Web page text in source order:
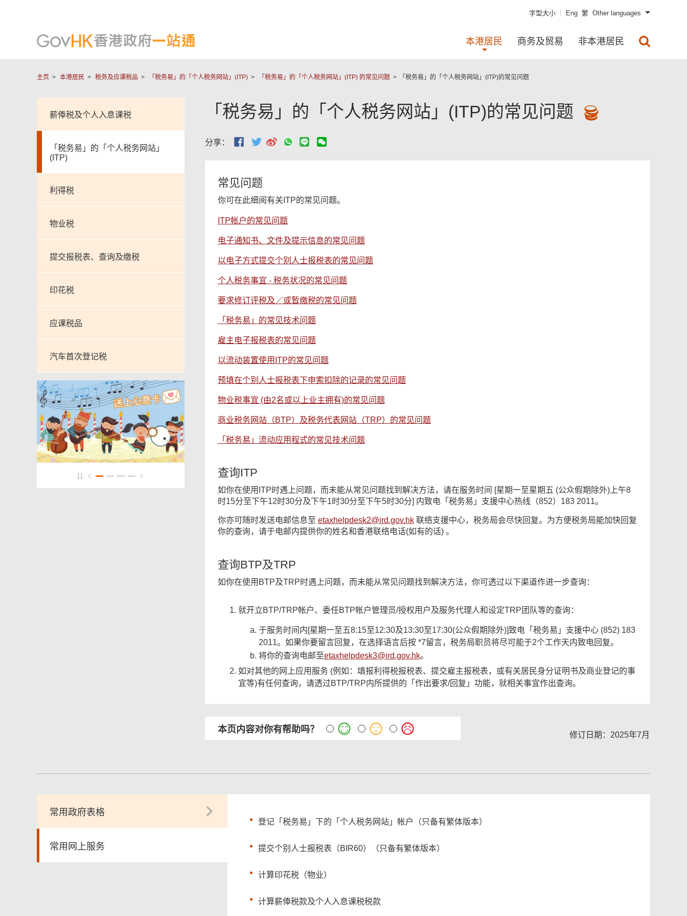
字型大小 Eng 繁 Other languages
本港居民 商务及贸易 非本港居民
主页 本港居民 税务及应课税品 「税务易」的「个人税务网站」(ITP) 「税务易」的「个人税务网站」(ITP) 的常见问题 「税务易」的「个人税务网站」(ITP)的常见问题
薪俸税及个人入息课税
「税务易」的「个人税务网站」
(ITP)
利得税
物业税
提交报税表、查询及缴税
印花税
应课税品
汽车首次登记税
「税务易」的「个人税务网站」(ITP)的常见问题
分享：
常见问题
你可在此细阅有关ITP的常见问题。
ITP帐户的常见问题
电子通知书、文件及提示信息的常见问题
以电子方式提交个别人士报税表的常见问题
个人税务事宜 - 税务状况的常见问题
要求修订评税及／或暂缴税的常见问题
「税务易」的常见技术问题
雇主电子报税表的常见问题
以流动装置使用ITP的常见问题
预填在个别人士报税表下申索扣除的记录的常见问题
物业税事宜 (由2名或以上业主拥有)的常见问题
商业税务网站（BTP）及税务代表网站（TRP）的常见问题
「税务易」流动应用程式的常见技术问题
查询ITP
如你在使用ITP时遇上问题，而未能从常见问题找到解决方法，请在服务时间 [星期一至星期五 (公众假期除外)上午8
时15分至下午12时30分及下午1时30分至下午5时30分] 内致电「税务易」支援中心热线（852）183 2011。
你亦可随时发送电邮信息至 etaxhelpdesk2@ird.gov.hk联络支援中心，税务局会尽快回复。为方便税务局能加快回复
你的查询，请于电邮内提供你的姓名和香港联络电话(如有的话) 。
查询BTP及TRP
如你在使用BTP及TRP时遇上问题，而未能从常见问题找到解决方法，你可透过以下渠道作进一步查询：
就开立BTP/TRP帐户、委任BTP帐户管理员/授权用户及服务代理人和设定TRP团队等的查询：
于服务时间内[星期一至五8:15至12:30及13:30至17:30(公众假期除外)]致电「税务易」支援中心 (852) 183
2011。如果你要留言回复，在选择语言后按 *7留言，税务局职员将尽可能于2个工作天内致电回复。
将你的查询电邮至etaxhelpdesk3@ird.gov.hk。
如对其他的网上应用服务 (例如：填报利得税报税表、提交雇主报税表，或有关居民身分证明书及商业登记的事
宜等)有任何查询，请透过BTP/TRP内所提供的「作出要求/回复」功能，就相关事宜作出查询。
本页内容对你有帮助吗？
修订日期：2025年7月
常用政府表格
常用网上服务
登记「税务易」下的「个人税务网站」帐户（只备有繁体版本）
提交个别人士报税表（BIR60）（只备有繁体版本）
计算印花税（物业）
计算薪俸税款及个人入息课税税款